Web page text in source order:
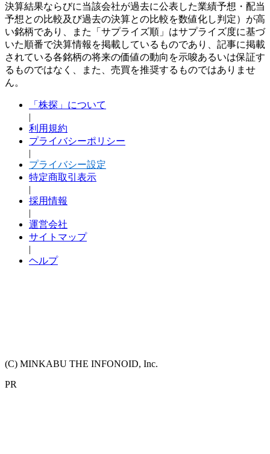
決算結果ならびに当該会社が過去に公表した業績予想・配当
予想との比較及び過去の決算との比較を数値化し判定）が高
い銘柄であり、また「サプライズ順」はサプライズ度に基づ
いた順番で決算情報を掲載しているものであり、記事に掲載
されている各銘柄の将来の価値の動向を示唆あるいは保証す
るものではなく、また、売買を推奨するものではありませ
ん。
「株探」について
|
利用規約
プライバシーポリシー
|
プライバシー設定
特定商取引表示
|
採用情報
|
運営会社
サイトマップ
|
ヘルプ
(C) MINKABU THE INFONOID, Inc.
PR